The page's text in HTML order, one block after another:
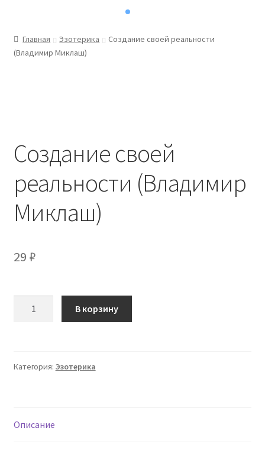
Главная Эзотерика
Создание своей реальности
(Владимир Миклаш)
Создание своей
реальности (Владимир
Миклаш)
29 ₽
реальности
В корзину
Категория: Эзотерика
Описание